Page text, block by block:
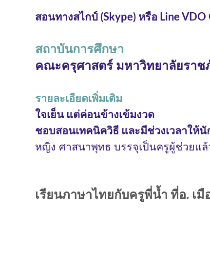
สอนทางสไกป์ (Skype) หรือ Line
สถาบันการศึกษา
คณะครุศาสตร์ มหาวิทยาลัยราช
รายละเอียดเพิ่มเติม
ใจเย็น แต่ค่อนข้างเข้มงวด
ชอบสอนเทคนิควิธี และมีช่วงเวลาให้
หญิง ศาสนาพุทธ บรรจุเป็นครูผู้ช่วยแล้
เรียนภาษาไทยกับครูพี่น้ำ ที่อ. เมื